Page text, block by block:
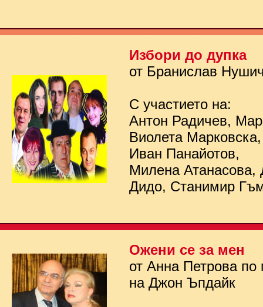
Избори до дупка
от Бранислав
С участието на:
Антон Радичев,
Виолета
Иван Панайотов,
Милена Атанасова,
Дидо, Станимир
Ожени се за мен
от Анна Петрова по
на Джон Ъпдайк